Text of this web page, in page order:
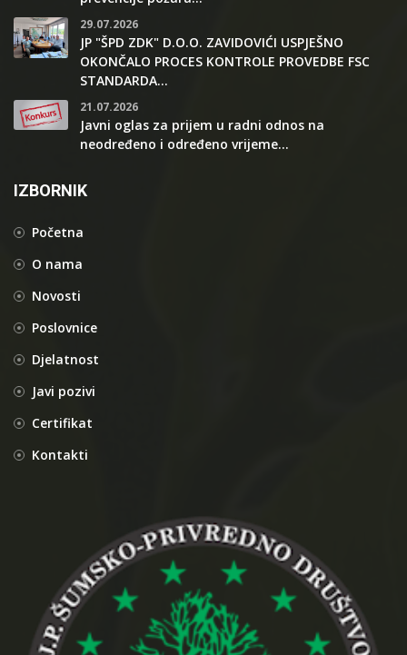
29.07.2026
JP "ŠPD ZDK" D.O.O. ZAVIDOVIĆI USPJEŠNO
OKONČALO PROCES KONTROLE PROVEDBE FSC
STANDARDA...
21.07.2026
Javni oglas za prijem u radni odnos na
neodređeno i određeno vrijeme...
IZBORNIK
Početna
O nama
Novosti
Poslovnice
Djelatnost
Javi pozivi
Certifikat
Kontakti